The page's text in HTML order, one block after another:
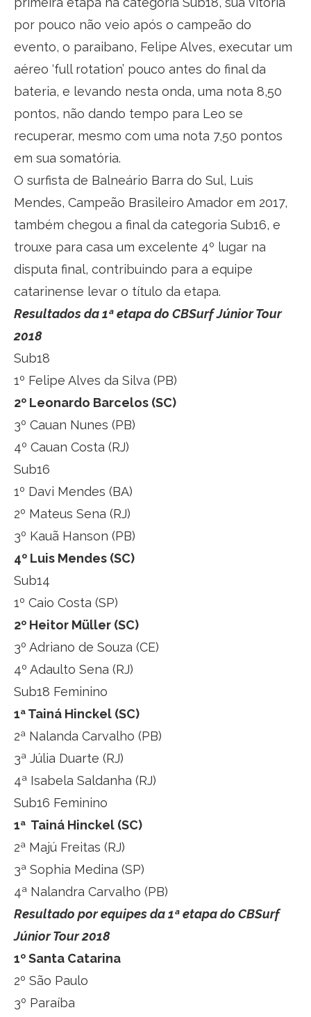
por pouco não veio após o campeão do
evento, o paraibano, Felipe Alves, executar um
aéreo ‘full rotation’ pouco antes do final da
bateria, e levando nesta onda, uma nota 8,50
pontos, não dando tempo para Leo se
recuperar, mesmo com uma nota 7,50 pontos
em sua somatória.
O surfista de Balneário Barra do Sul, Luis
Mendes, Campeão Brasileiro Amador em 2017,
também chegou a final da categoria Sub16, e
trouxe para casa um excelente 4º lugar na
disputa final, contribuindo para a equipe
catarinense levar o título da etapa.
Resultados da 1ª etapa do CBSurf Júnior Tour
2018
Sub18
1º Felipe Alves da Silva (PB)
2º Leonardo Barcelos (SC)
3º Cauan Nunes (PB)
4º Cauan Costa (RJ)
Sub16
1º Davi Mendes (BA)
2º Mateus Sena (RJ)
3º Kauã Hanson (PB)
4º Luis Mendes (SC)
Sub14
1º Caio Costa (SP)
2º Heitor Müller (SC)
3º Adriano de Souza (CE)
4º Adaulto Sena (RJ)
Sub18 Feminino
1ª Tainá Hinckel (SC)
2ª Nalanda Carvalho (PB)
3ª Júlia Duarte (RJ)
4ª Isabela Saldanha (RJ)
Sub16 Feminino
1ª Tainá Hinckel (SC)
2ª Majú Freitas (RJ)
3ª Sophia Medina (SP)
4ª Nalandra Carvalho (PB)
Resultado por equipes da 1ª etapa do CBSurf
Júnior Tour 2018
1º Santa Catarina
2º São Paulo
3º Paraíba